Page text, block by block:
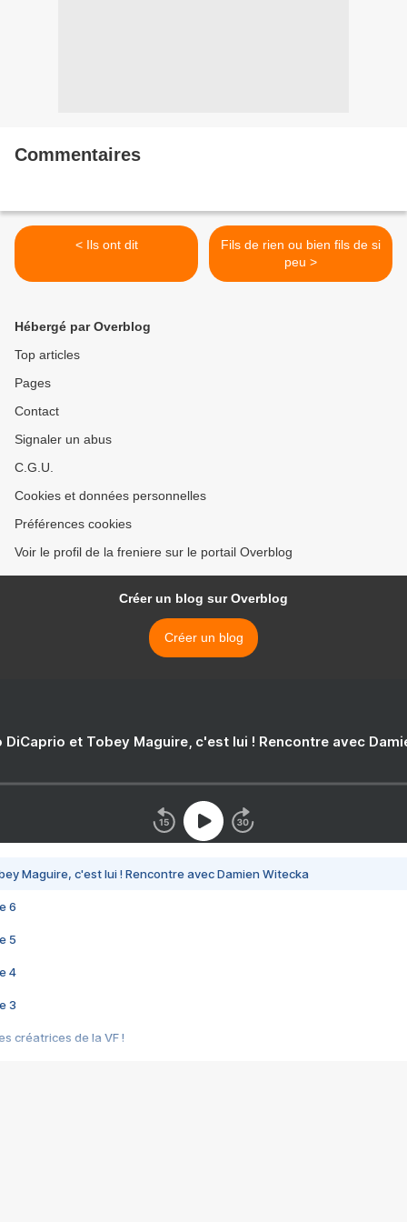
Commentaires
< Ils ont dit
Fils de rien ou bien fils de si
peu >
Hébergé par Overblog
Top articles
Pages
Contact
Signaler un abus
C.G.U.
Cookies et données personnelles
Préférences cookies
Voir le profil de la freniere sur le portail Overblog
Créer un blog sur Overblog
Créer un blog
DiCaprio et Tobey Maguire, c'est lui ! Rencontre avec
Maguire, c'est lui ! Rencontre avec Damien Witecka
6
5
4
3
créatrices de la VF !